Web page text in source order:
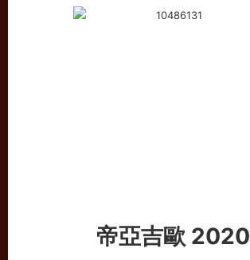
帝亞吉歐 2020